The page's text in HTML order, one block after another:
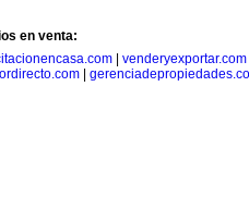
en venta:
| venderyexportar.com|
|